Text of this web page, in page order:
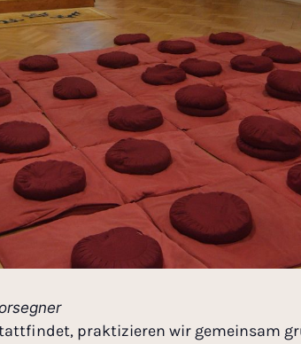
praktizieren wir gemeinsam